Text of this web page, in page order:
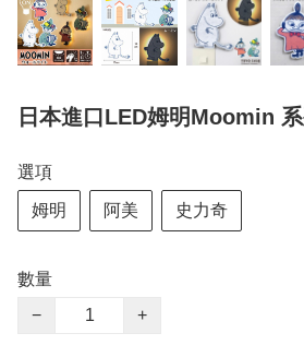
日本進口LED姆明Moomin
選項
姆明 阿美 史力奇
數量
−
+